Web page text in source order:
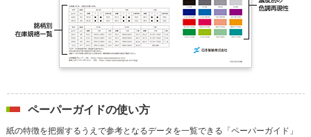
ペーパーガイドの使い方
紙の特徴を把握するうえで参考となるデータを一覧できる「ペーパーガイド」